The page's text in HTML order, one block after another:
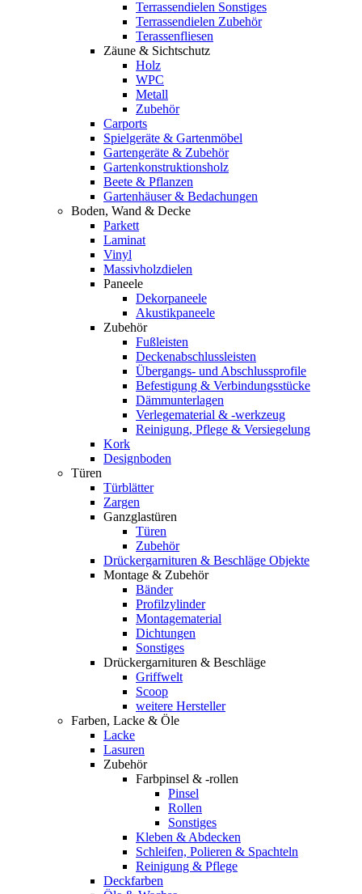
Terrassendielen Sonstiges
Terrassendielen Zubehör
Terassenfliesen
Zäune & Sichtschutz
Holz
WPC
Metall
Zubehör
Carports
Spielgeräte & Gartenmöbel
Gartengeräte & Zubehör
Gartenkonstruktionsholz
Beete & Pflanzen
Gartenhäuser & Bedachungen
Boden, Wand & Decke
Parkett
Laminat
Vinyl
Massivholzdielen
Paneele
Dekorpaneele
Akustikpaneele
Zubehör
Fußleisten
Deckenabschlussleisten
Übergangs- und Abschlussprofile
Befestigung & Verbindungsstücke
Dämmunterlagen
Verlegematerial & -werkzeug
Reinigung, Pflege & Versiegelung
Kork
Designboden
Türen
Türblätter
Zargen
Ganzglastüren
Türen
Zubehör
Drückergarnituren & Beschläge Objekte
Montage & Zubehör
Bänder
Profilzylinder
Montagematerial
Dichtungen
Sonstiges
Drückergarnituren & Beschläge
Griffwelt
Scoop
weitere Hersteller
Farben, Lacke & Öle
Lacke
Lasuren
Zubehör
Farbpinsel & -rollen
Pinsel
Rollen
Sonstiges
Kleben & Abdecken
Schleifen, Polieren & Spachteln
Reinigung & Pflege
Deckfarben